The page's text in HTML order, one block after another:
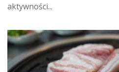
aktywności...